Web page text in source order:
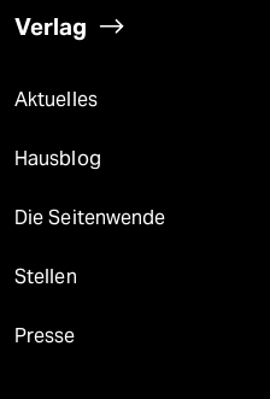
Verlag
Aktuelles
Hausblog
Die Seitenwende
Stellen
Presse